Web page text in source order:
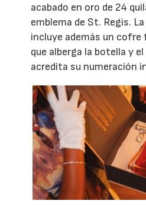
acabado en oro de 24
emblema de St. Regis.
incluye además un
que alberga la botella y
acredita su numeración